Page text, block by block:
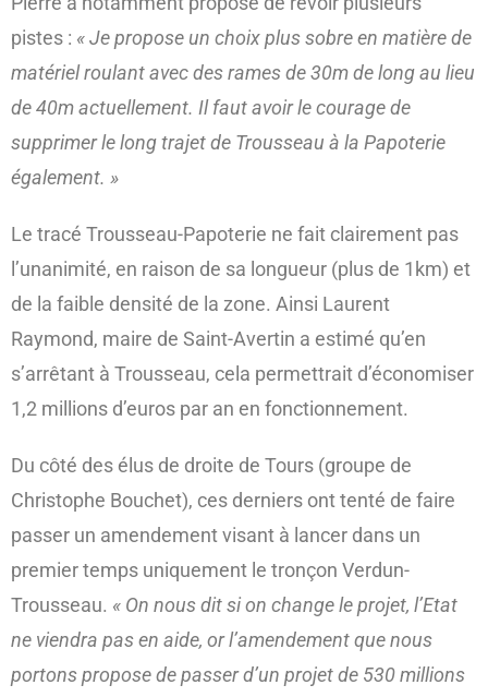
pistes : « Je propose un choix plus sobre en matière de
matériel roulant avec des rames de 30m de long au lieu
de 40m actuellement. Il faut avoir le courage de
supprimer le long trajet de Trousseau à la Papoterie
également. »
Le tracé Trousseau-Papoterie ne fait clairement pas
l’unanimité, en raison de sa longueur (plus de 1km) et
de la faible densité de la zone. Ainsi Laurent
Raymond, maire de Saint-Avertin a estimé qu’en
s’arrêtant à Trousseau, cela permettrait d’économiser
1,2 millions d’euros par an en fonctionnement.
Du côté des élus de droite de Tours (groupe de
Christophe Bouchet), ces derniers ont tenté de faire
passer un amendement visant à lancer dans un
premier temps uniquement le tronçon Verdun-
Trousseau. « On nous dit si on change le projet, l’Etat
ne viendra pas en aide, or l’amendement que nous
portons propose de passer d’un projet de 530 millions